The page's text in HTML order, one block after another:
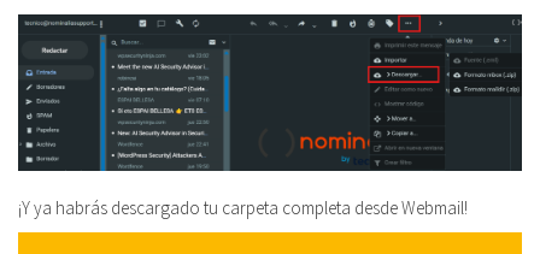
¡Y ya habrás descargado tu carpeta completa desde Webmail!